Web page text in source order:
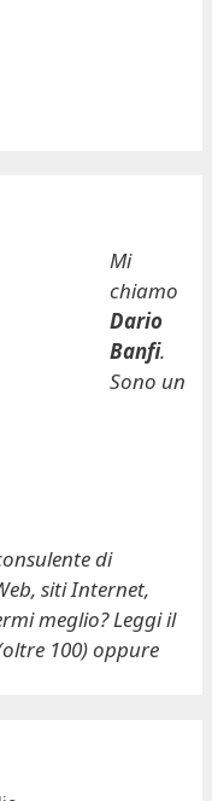
Mi
chiamo
Dario
Banfi.
Sono un
di
siti Internet,
meglio? Leggi il
100) oppure